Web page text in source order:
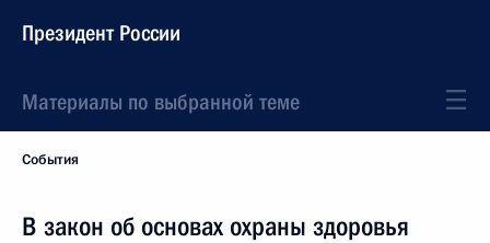
Президент России
Материалы по выбранной теме
События
В закон об основах охраны здоровья